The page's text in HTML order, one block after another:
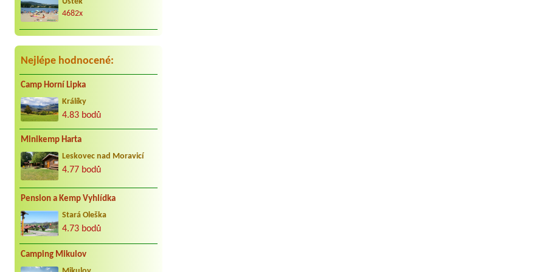
Václav Vacula*****
Za nás to nej co může být. Jezdíme s
kar. cca 25 let do Jindřiše vždy
radostně. Děkujeme Vaculovi, Brno.
4682x
Nejlépe hodnocené:
Camp Horní Lipka
Králíky
4.83 bodů
Minikemp Harta
Leskovec nad Moravicí
4.77 bodů
Pension a Kemp Vyhlídka
Stará Oleška
4.73 bodů
Camping Mikulov